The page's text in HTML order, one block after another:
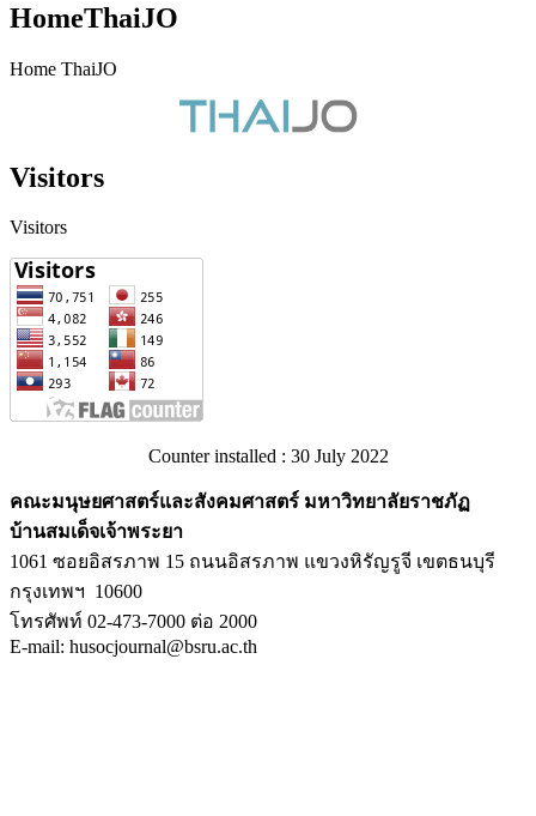
HomeThaiJO
Home ThaiJO
Visitors
Visitors
Counter installed : 30 July 2022
คณะมนุษยศาสตร์และสังคมศาสตร์ มหาวิทยาลัยราชภัฏ
บ้านสมเด็จเจ้าพระยา
1061 ซอยอิสรภาพ 15 ถนนอิสรภาพ แขวงหิรัญรูจี เขตธนบุรี
กรุงเทพฯ 10600
โทรศัพท์ 02-473-7000 ต่อ 2000
E-mail: husocjournal@bsru.ac.th